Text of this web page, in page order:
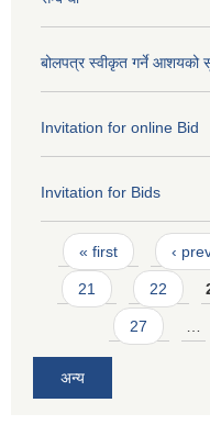
बोलपत्र स्वीकृत गर्ने आशयको
Invitation for online Bid
Invitation for Bids
Pages
« first ‹
21 22
27 …
अन्य